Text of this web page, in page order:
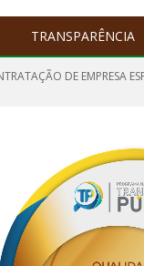
TRANSPARÊNCIA
DE EMPRESA